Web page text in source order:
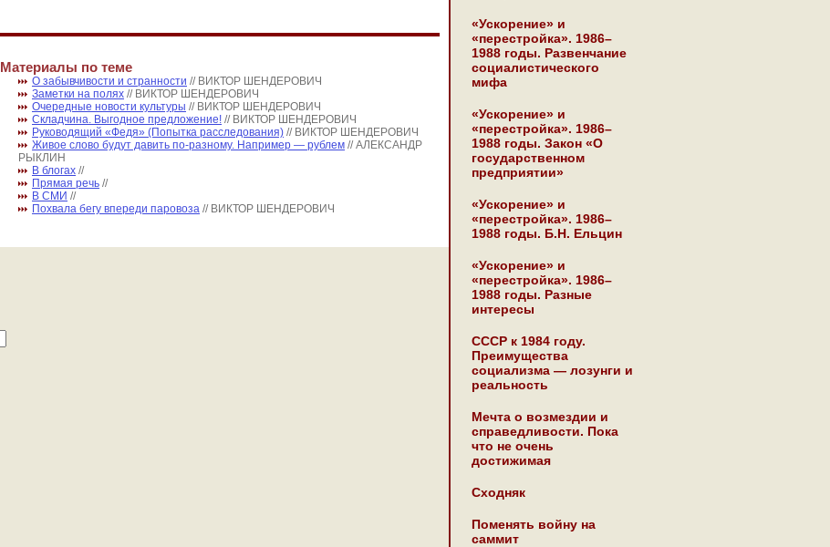
Материалы по теме
О забывчивости и странности // ВИКТОР ШЕНДЕРОВИЧ
Заметки на полях // ВИКТОР ШЕНДЕРОВИЧ
Очередные новости культуры // ВИКТОР ШЕНДЕРОВИЧ
Складчина. Выгодное предложение! // ВИКТОР ШЕНДЕРОВИЧ
Руководящий «Федя» (Попытка расследования) // ВИКТОР ШЕНДЕРОВИЧ
Живое слово будут давить по-разному. Например — рублем // АЛЕКСАНДР
РЫКЛИН
В блогах //
Прямая речь //
В СМИ //
Похвала бегу впереди паровоза // ВИКТОР ШЕНДЕРОВИЧ
«Ускорение» и
«перестройка». 1986–
1988 годы. Развенчание
социалистического
мифа
«Ускорение» и
«перестройка». 1986–
1988 годы. Закон «О
государственном
предприятии»
«Ускорение» и
«перестройка». 1986–
1988 годы. Б.Н. Ельцин
«Ускорение» и
«перестройка». 1986–
1988 годы. Разные
интересы
СССР к 1984 году.
Преимущества
социализма — лозунги и
реальность
Мечта о возмездии и
справедливости. Пока
что не очень
достижимая
Сходняк
Поменять войну на
саммит